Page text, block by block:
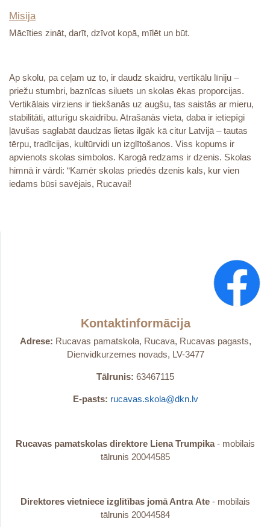
Misija
Mācīties zināt, darīt, dzīvot kopā, mīlēt un būt.
Ap skolu, pa ceļam uz to, ir daudz skaidru, vertikālu līniju –
priežu stumbri, baznīcas siluets un skolas ēkas proporcijas.
Vertikālais virziens ir tiekšanās uz augšu, tas saistās ar mieru,
stabilitāti, atturīgu skaidrību. Atrašanās vieta, daba ir ietiepīgi
ļāvušas saglabāt daudzas lietas ilgāk kā citur Latvijā – tautas
tērpu, tradīcijas, kultūrvidi un izglītošanos. Viss kopums ir
apvienots skolas simbolos. Karogā redzams ir dzenis. Skolas
himnā ir vārdi: “Kamēr skolas priedēs dzenis kals, kur vien
iedams būsi savējais, Rucavai!
Kontaktinformācija
Adrese: Rucavas pamatskola, Rucava, Rucavas pagasts,
Dienvidkurzemes novads, LV-3477
Tālrunis: 63467115
E-pasts: rucavas.skola@dkn.lv
Rucavas pamatskolas direktore Liena Trumpika- mobilais
tālrunis 20044585
Direktores vietniece izglītības jomā Antra Ate - mobilais
tālrunis 20044584